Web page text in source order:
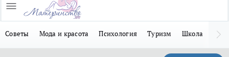
Советы Мода и красота Психология Туризм Школа